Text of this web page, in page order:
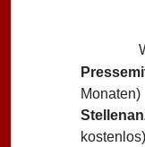
Monaten)
kostenlos)